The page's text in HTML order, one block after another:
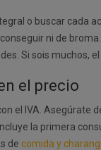
o buscar cada
ni de
Si sois muchos,
el precio
el IVA.
la primera
de comida y